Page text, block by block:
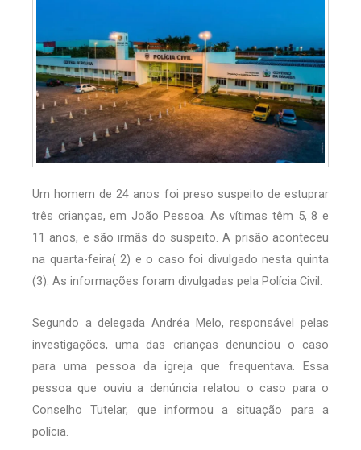
Um homem de 24 anos foi preso suspeito de estuprar
três crianças, em João Pessoa. As vítimas têm 5, 8 e
11 anos, e são irmãs do suspeito. A prisão aconteceu
na quarta-feira( 2) e o caso foi divulgado nesta quinta
(3). As informações foram divulgadas pela Polícia Civil.
Segundo a delegada Andréa Melo, responsável pelas
investigações, uma das crianças denunciou o caso
para uma pessoa da igreja que frequentava. Essa
pessoa que ouviu a denúncia relatou o caso para o
Conselho Tutelar, que informou a situação para a
polícia.